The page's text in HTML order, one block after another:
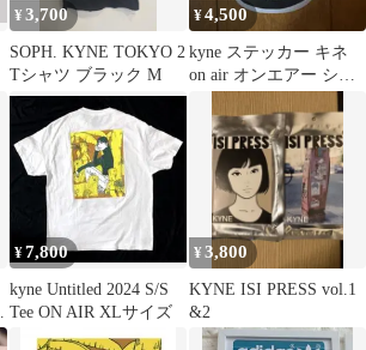
¥3,700
SOPH. KYNE TOKYO 2
Tシャツ ブラック M
¥4,500
kyne ステッカー キネ
on air オンエアー シル
¥7,800
kyne Untitled 2024 S/S
Tee ON AIR XLサイズ
¥3,800
KYNE ISI PRESS vol.1
&2